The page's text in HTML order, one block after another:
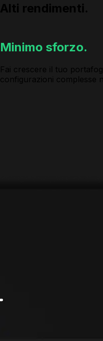
Alti rendimenti.
Minimo sforzo.
Fai crescere il tuo
configurazioni complesse